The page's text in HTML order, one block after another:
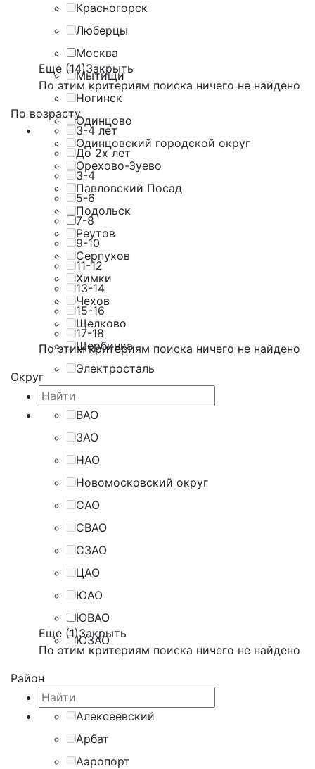
Красногорск
Люберцы
Москва
Мытищи
Ногинск
Одинцово
Одинцовский городской округ
Орехово-Зуево
Павловский Посад
Подольск
Реутов
Серпухов
Химки
Чехов
Щелково
Щербинка
Электросталь
Еще (14)Закрыть
По этим критериям поиска ничего не найдено
По возрасту
3-4 лет
До 2х лет
3-4
5-6
7-8
9-10
11-12
13-14
15-16
17-18
По этим критериям поиска ничего не найдено
Округ
ВАО
ЗАО
НАО
Новомосковский округ
САО
СВАО
СЗАО
ЦАО
ЮАО
ЮВАО
ЮЗАО
Еще (1)Закрыть
По этим критериям поиска ничего не найдено
Район
Алексеевский
Арбат
Аэропорт